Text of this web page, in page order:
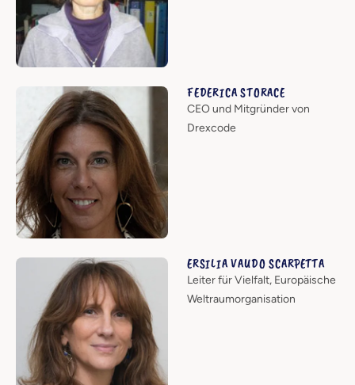
FEDERICA STORACE
CEO und Mitgründer von
Drexcode
ERSILIA VAUDO SCARPETTA
Leiter für Vielfalt, Europäische
Weltraumorganisation